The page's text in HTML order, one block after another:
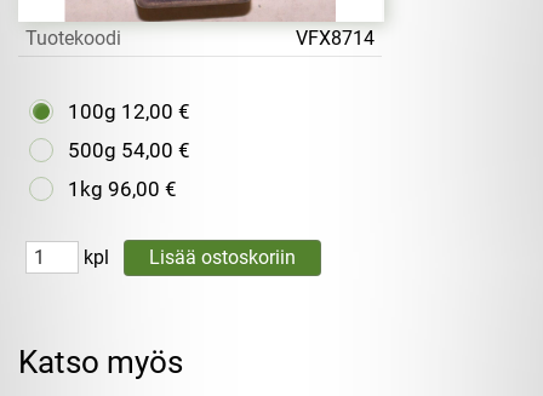
Tuotekoodi VFX8714
100g 12,00 €
500g 54,00 €
1kg 96,00 €
kpl
Katso myös